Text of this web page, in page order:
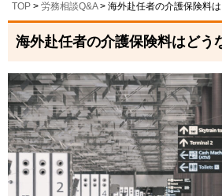
TOP > 労務相談Q&A> 海外赴任者の介護保険料は
海外赴任者の介護保険料はどう